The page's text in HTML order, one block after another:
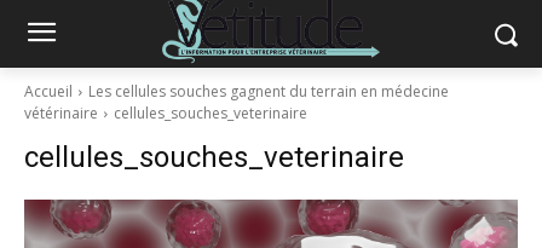
Accueil
Les cellules souches gagnent du terrain en médecine
vétérinaire
cellules_souches_veterinaire
cellules_souches_veterinaire